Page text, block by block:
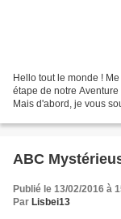
Hello tout le monde !
étape de notre
Mais d'abord, je vous
ABC
Publié le 13/02/2016 à
Par Lisbei13